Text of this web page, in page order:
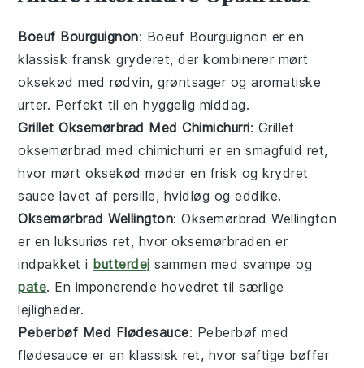
Boeuf Bourguignon: Boeuf Bourguignon er en
klassisk fransk gryderet, der kombinerer mørt
oksekød med rødvin,grøntsager og aromatiske
urter. Perfekt til en hyggelig middag.
Grillet Oksemørbrad Med Chimichurri: Grillet
oksemørbrad med chimichurri er en smagfuld ret,
hvor mørt oksekød møder en frisk og krydret
sauce lavet af persille, hvidløg og eddike.
Oksemørbrad Wellington: Oksemørbrad Wellington
er en luksuriøs ret, hvor oksemørbraden er
indpakket i butterdej sammen med svampe og
pate. En imponerende hovedret til særlige
lejligheder.
Peberbøf Med Flødesauce: Peberbøf med
flødesauce er en klassisk ret, hvor saftige bøffer